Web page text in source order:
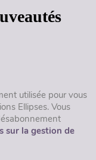
utilisée pour vous
Ellipses. Vous
sur la gestion de